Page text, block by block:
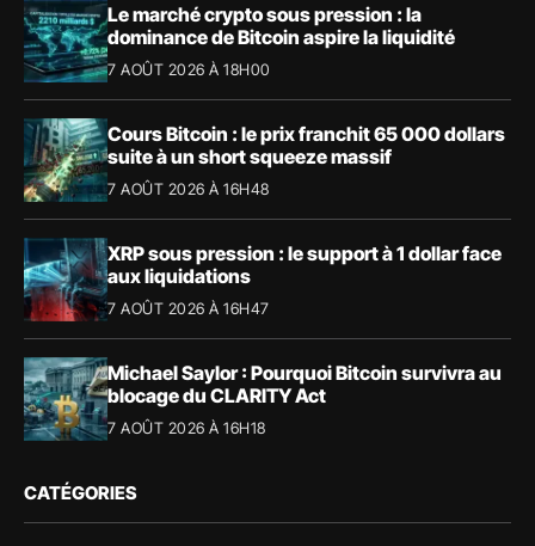
Le marché crypto sous pression : la
dominance de Bitcoin aspire la liquidité
7 AOÛT 2026 À 18H00
Cours Bitcoin : le prix franchit 65 000 dollars
suite à un short squeeze massif
7 AOÛT 2026 À 16H48
XRP sous pression : le support à 1 dollar face
aux liquidations
7 AOÛT 2026 À 16H47
Michael Saylor : Pourquoi Bitcoin survivra au
blocage du CLARITY Act
7 AOÛT 2026 À 16H18
CATÉGORIES